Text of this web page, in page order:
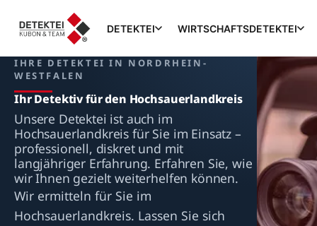
DETEKTEI WIRTSCHAFTSDETEKTEI
IHRE DETEKTEI IN NORDRHEIN-
WESTFALEN
Ihr Detektiv für den Hochsauerlandkreis
Unsere Detektei ist auch im
Hochsauerlandkreis für Sie im Einsatz –
professionell, diskret und mit
langjähriger Erfahrung. Erfahren Sie, wie
wir Ihnen gezielt weiterhelfen können.
Wir ermitteln für Sie im
Hochsauerlandkreis. Lassen Sie sich